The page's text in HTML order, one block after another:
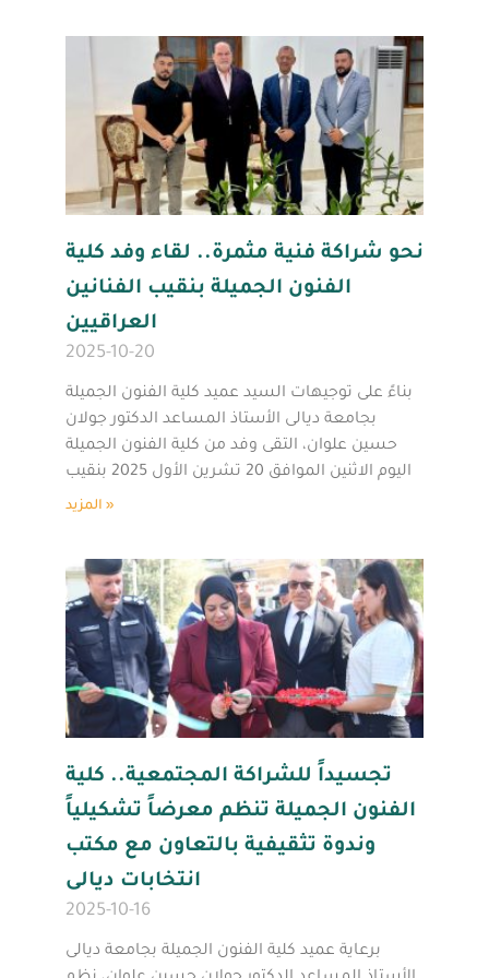
نحو شراكة فنية مثمرة.. لقاء وفد كلية
الفنون الجميلة بنقيب الفنانين
العراقيين
2025-10-20
بناءً على توجيهات السيد عميد كلية الفنون الجميلة
بجامعة ديالى الأستاذ المساعد الدكتور جولان
حسين علوان، التقى وفد من كلية الفنون الجميلة
اليوم الاثنين الموافق 20 تشرين الأول 2025 بنقيب
المزيد »
تجسيداً للشراكة المجتمعية.. كلية
الفنون الجميلة تنظم معرضاً تشكيلياً
وندوة تثقيفية بالتعاون مع مكتب
انتخابات ديالى
2025-10-16
برعاية عميد كلية الفنون الجميلة بجامعة ديالى